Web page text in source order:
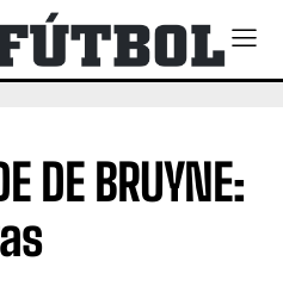
DE BRUYNE: